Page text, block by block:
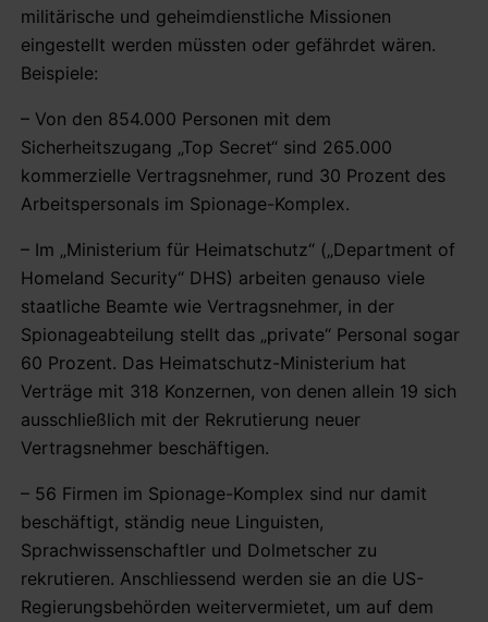
militärische und geheimdienstliche Missionen
eingestellt werden müssten oder gefährdet wären.
Beispiele:
– Von den 854.000 Personen mit dem
Sicherheitszugang „Top Secret“ sind 265.000
kommerzielle Vertragsnehmer, rund 30 Prozent des
Arbeitspersonals im Spionage-Komplex.
– Im „Ministerium für Heimatschutz“ („Department of
Homeland Security“ DHS) arbeiten genauso viele
staatliche Beamte wie Vertragsnehmer, in der
Spionageabteilung stellt das „private“ Personal sogar
60 Prozent. Das Heimatschutz-Ministerium hat
Verträge mit 318 Konzernen, von denen allein 19 sich
ausschließlich mit der Rekrutierung neuer
Vertragsnehmer beschäftigen.
– 56 Firmen im Spionage-Komplex sind nur damit
beschäftigt, ständig neue Linguisten,
Sprachwissenschaftler und Dolmetscher zu
rekrutieren. Anschliessend werden sie an die US-
Regierungsbehörden weitervermietet, um auf dem